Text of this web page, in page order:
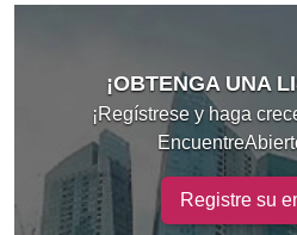
¡OBTENGA UNA
¡Regístrese y haga
Registre su